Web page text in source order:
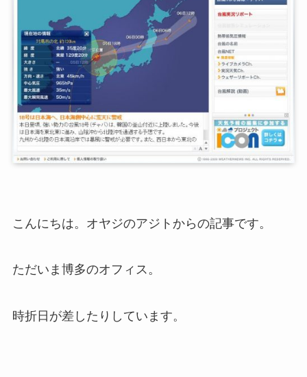
こんにちは。オヤジのアジトからの記事です。
ただいま博多のオフィス。
時折日が差したりしています。